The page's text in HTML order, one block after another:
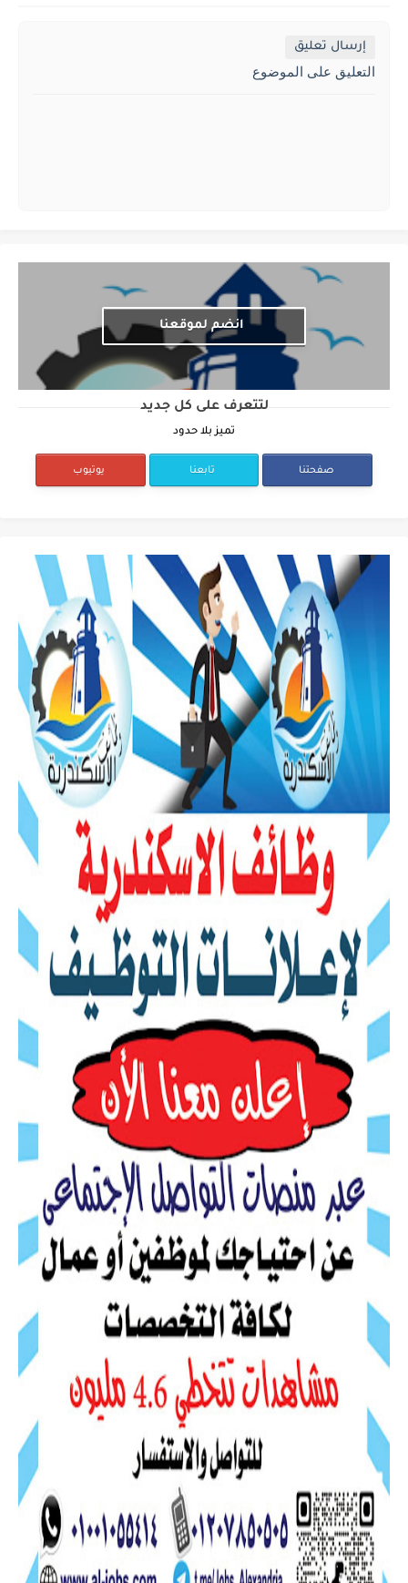
إرسال تعليق
التعليق على الموضوع
انضم لموقعنا
لتتعرف على كل جديد
تميز بلا حدود
صفحتنا تابعنا يوتيوب